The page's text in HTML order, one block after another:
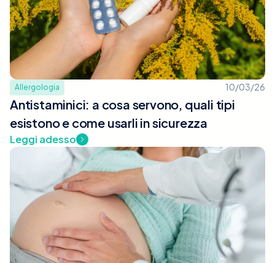
Allergologia 10/03/26
Antistaminici: a cosa servono, quali tipi
esistono e come usarli in sicurezza
Leggi adesso